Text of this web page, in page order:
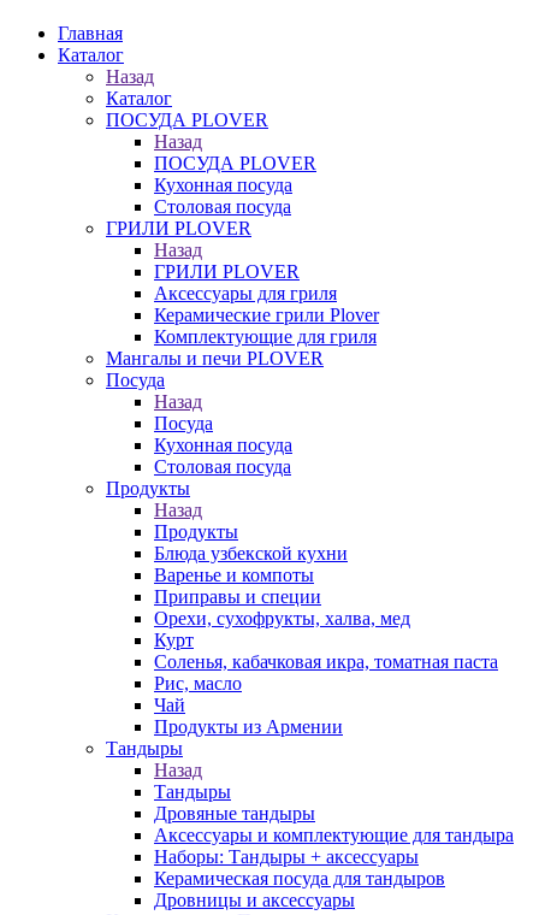
Главная
Каталог
Назад
Каталог
ПОСУДА PLOVER
Назад
ПОСУДА PLOVER
Кухонная посуда
Столовая посуда
ГРИЛИ PLOVER
Назад
ГРИЛИ PLOVER
Аксессуары для гриля
Керамические грили Plover
Комплектующие для гриля
Мангалы и печи PLOVER
Посуда
Назад
Посуда
Кухонная посуда
Столовая посуда
Продукты
Назад
Продукты
Блюда узбекской кухни
Варенье и компоты
Приправы и специи
Орехи, сухофрукты, халва, мед
Курт
Соленья, кабачковая икра, томатная паста
Рис, масло
Чай
Продукты из Армении
Тандыры
Назад
Тандыры
Дровяные тандыры
Аксессуары и комплектующие для тандыра
Наборы: Тандыры + аксессуары
Керамическая посуда для тандыров
Дровницы и аксессуары